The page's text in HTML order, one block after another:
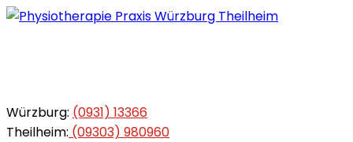
Würzburg: (0931) 13366
Theilheim: (09303) 980960